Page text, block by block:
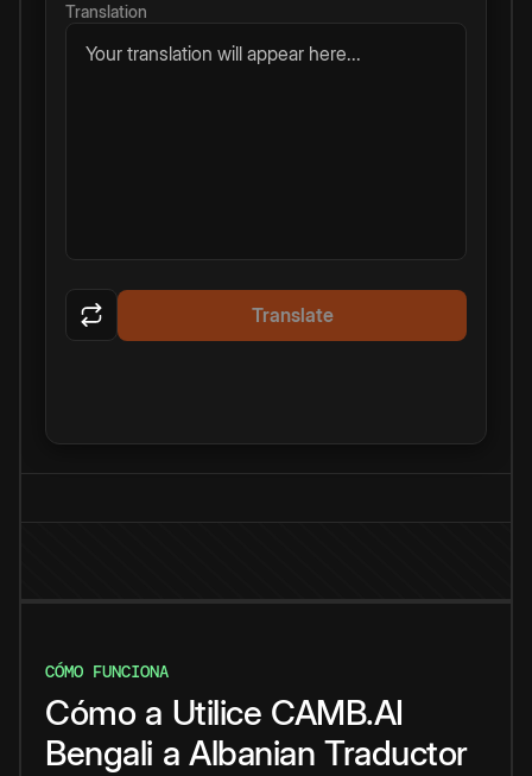
Translation
Your translation will appear here...
Translate
CÓMO FUNCIONA
Cómo a Utilice CAMB.AI
Bengali a Albanian Traductor